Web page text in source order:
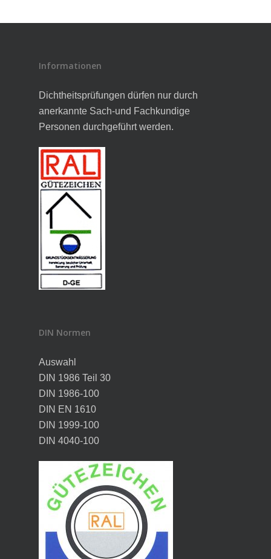
Informationen
Dichtheitsprüfungen dürfen nur durch
anerkannte Sach-und Fachkundige
Personen durchgeführt werden.
DIN Normen
Auswahl
DIN 1986 Teil 30
DIN 1986-100
DIN EN 1610
DIN 1999-100
DIN 4040-100